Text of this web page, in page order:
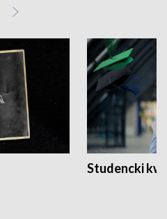
Studencki